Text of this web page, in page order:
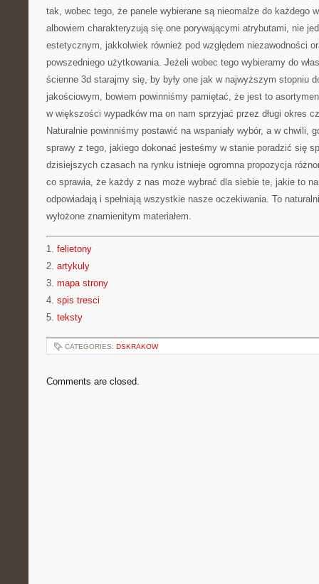
tak, wobec tego, że panele wybierane są nieomalże do każdego
albowiem charakteryzują się one porywającymi atrybutami, nie
estetycznym, jakkolwiek również pod względem niezawodności
powszedniego użytkowania. Jeżeli wobec tego wybieramy do
ścienne 3d starajmy się, by były one jak w najwyższym stopniu
jakościowym, bowiem powinniśmy pamiętać, że jest to
w większości wypadków ma on nam sprzyjać przez długi okres
Naturalnie powinniśmy postawić na wspaniały wybór, a w chwili,
sprawy z tego, jakiego dokonać jesteśmy w stanie poradzić się
dzisiejszych czasach na rynku istnieje ogromna propozycja
co sprawia, że każdy z nas może wybrać dla siebie te, jakie to
odpowiadają i spełniają wszystkie nasze oczekiwania. To
wyłożone znamienitym materiałem.
1. felietony
2. artykuly
3. mapa strony
4. spis tresci
5. teksty
CATEGORIES: DSKRAKOW
Comments are closed.